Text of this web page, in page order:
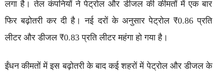
लगा है। तेल कंपनियों ने पेट्रोल और डीजल की कीमतों में एक बार
फिर बढ़ोतरी कर दी है। नई दरों के अनुसार पेट्रोल ₹0.86 प्रति
लीटर और डीजल ₹0.83 प्रति लीटर महंगा हो गया है।
ईंधन कीमतों में इस बढ़ोतरी के बाद कई शहरों में पेट्रोल और डीजल के